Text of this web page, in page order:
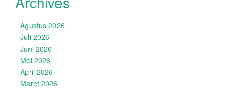
Agustus 2026
Juli 2026
Juni 2026
Mei 2026
April 2026
Maret 2026